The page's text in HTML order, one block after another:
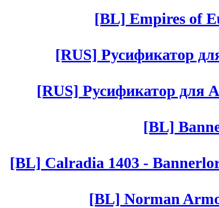
[BL] Empires of
[RUS] Русификатор
[RUS] Русификатор для
[BL]
[BL] Calradia 1403 -
[BL] Norman